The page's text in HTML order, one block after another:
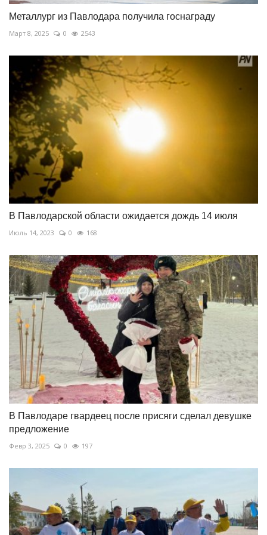
Металлург из Павлодара получила госнаграду
Март 8, 2025 0 2543
В Павлодарской области ожидается дождь 14 июля
Июль 14, 2023 0 168
В Павлодаре гвардеец после присяги сделал девушке
предложение
Февр 3, 2025 0 197